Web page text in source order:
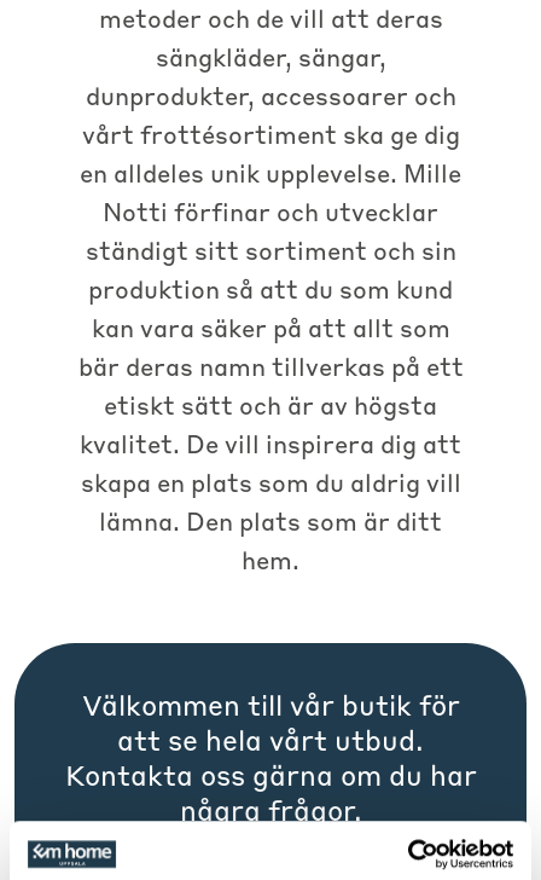
metoder och de vill att deras
sängkläder, sängar,
dunprodukter, accessoarer och
vårt frottésortiment ska ge dig
en alldeles unik upplevelse. Mille
Notti förfinar och utvecklar
ständigt sitt sortiment och sin
produktion så att du som kund
kan vara säker på att allt som
bär deras namn tillverkas på ett
etiskt sätt och är av högsta
kvalitet. De vill inspirera dig att
skapa en plats som du aldrig vill
lämna. Den plats som är ditt
hem.
Välkommen till vår butik för
att se hela vårt utbud.
Kontakta oss gärna om du har
några frågor.